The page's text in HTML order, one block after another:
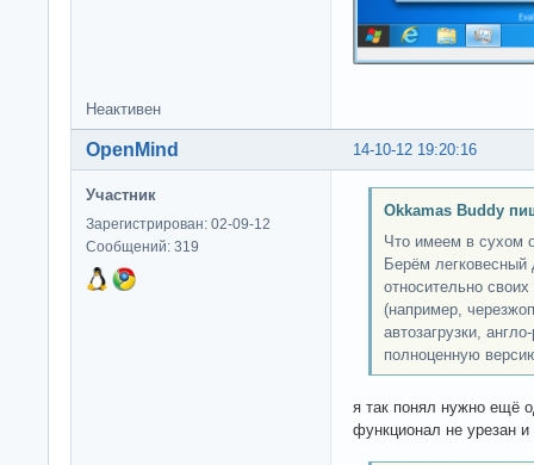
Неактивен
14-10-12 19:20:16
OpenMind
Участник
Зарегистрирован: 02-09-12
Сообщений: 319
Okkamas Buddy
Что имеем в сухом
Берём легковесный
относительно
(например,
автозагрузки,
полноценную
я так понял нужно ещё
функционал не урезан